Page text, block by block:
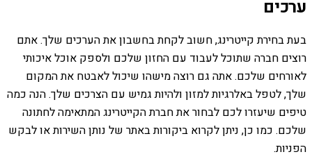
ערכים
בעת בחירת קייטרינג, חשוב לקחת בחשבון את הערכים שלך. אתם
רוצים חברה שתוכל לעבוד עם החזון שלכם ולספק אוכל איכותי
לאורחים שלכם. אתה גם רוצה מישהו שיכול לאבטח את המקום
שלך, לטפל באלרגיות למזון ולהיות גמיש עם הצרכים שלך. הנה כמה
טיפים שיעזרו לכם לבחור את חברת הקייטרינג המתאימה לחתונה
שלכם. כמו כן, ניתן לקרוא ביקורות באתר של נותן השירות או לבקש
הפניות.